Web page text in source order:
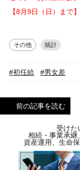
【8月9日（日）まで】
その他 統計
#初任給 #男女差
前の記事を読む
受けた
相続・事業承継
資産運用、生命